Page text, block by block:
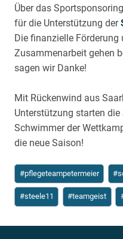
Über das
für die Unterstützung der
Die finanzielle
Zusammenarbeit gehen
sagen wir Danke!
Mit Rückenwind aus
Unterstützung starten
Schwimmer der
die neue Saison!
Schlagworte:
#pflegeteampetermeier #
#steele11 #teamgeist